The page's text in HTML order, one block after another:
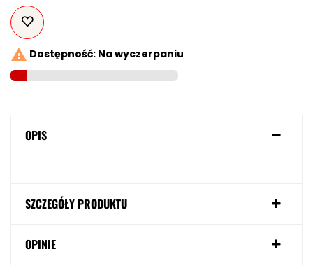
 Dostępność: Na wyczerpaniu
OPIS
SZCZEGÓŁY PRODUKTU
OPINIE